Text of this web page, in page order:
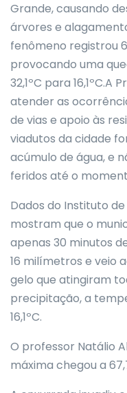
Grande, causando
árvores e
fenômeno registrou
provocando uma
32,1ºC para
atender as
de vias e apoio às
viadutos da cidade
acúmulo de água, e
feridos até o
Dados do Instituto
mostram que o
apenas 30 minutos
16 milímetros e veio
gelo que atingiram
precipitação, a
16,1ºC.
O professor Natálio
máxima chegou a